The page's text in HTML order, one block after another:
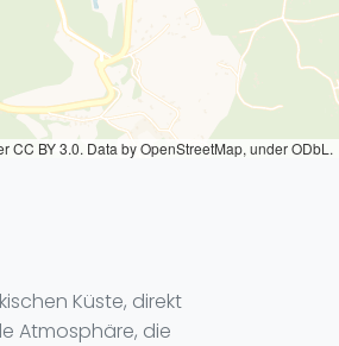
CC BY 3.0. Data by OpenStreetMap, under ODbL.
Küste, direkt
Atmosphäre, die